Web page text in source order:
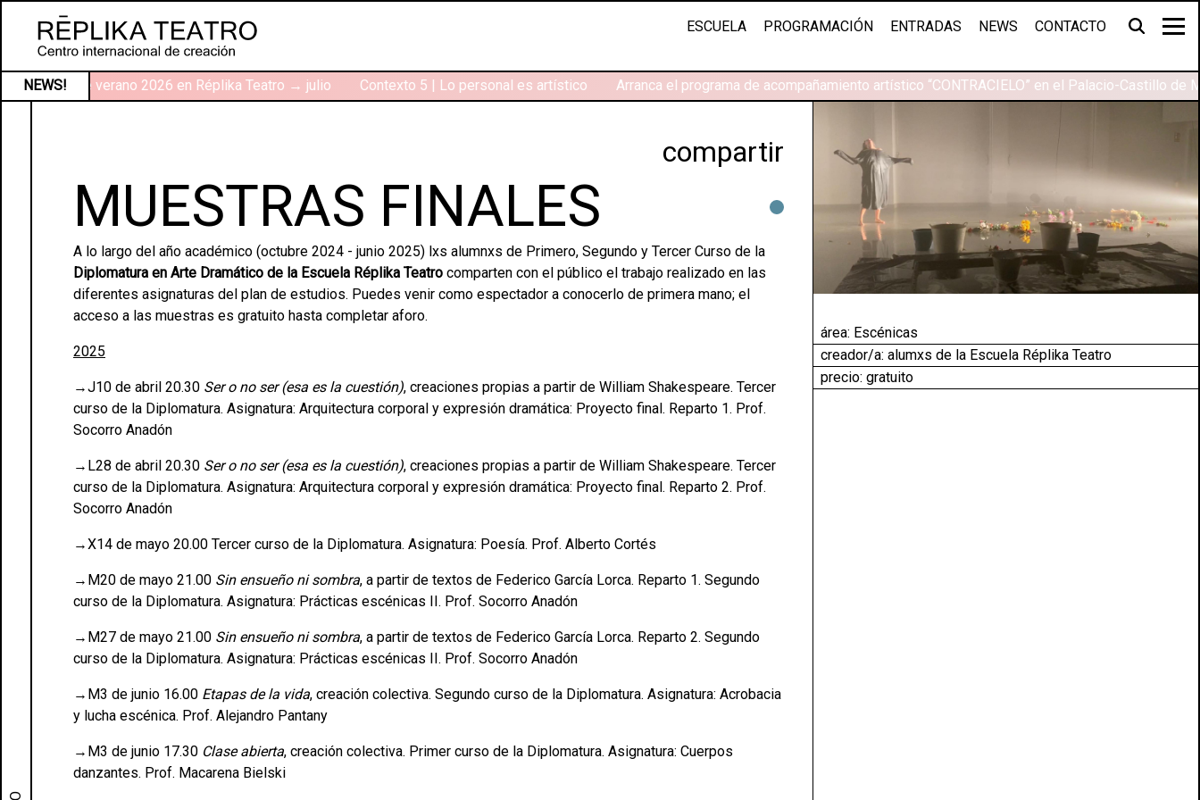
ESCUELA PROGRAMACIÓN ENTRADAS NEWS CONTACTO
NEWS!
Talleres de verano 2026 en Réplika Teatro → julio Contexto 5 | Lo personal es artístico Arranca el programa de acompañamiento artístico “CONTRACIELO” en el Palacio-Castillo de
compartir
MUESTRAS FINALES
A lo largo del año académico (octubre 2024 - junio 2025) lxs alumnxs de Primero, Segundo y Tercer Curso de la
Diplomatura en Arte Dramático de la Escuela Réplika Teatro comparten con el público el trabajo realizado en las
diferentes asignaturas del plan de estudios. Puedes venir como espectador a conocerlo de primera mano; el
acceso a las muestras es gratuito hasta completar aforo.
2025
→J10 de abril 20.30 Ser o no ser (esa es la cuestión), creaciones propias a partir de William Shakespeare. Tercer
curso de la Diplomatura. Asignatura: Arquitectura corporal y expresión dramática: Proyecto final. Reparto 1. Prof.
Socorro Anadón
→L28 de abril 20.30 Ser o no ser (esa es la cuestión), creaciones propias a partir de William Shakespeare. Tercer
curso de la Diplomatura. Asignatura: Arquitectura corporal y expresión dramática: Proyecto final. Reparto 2. Prof.
Socorro Anadón
→X14 de mayo 20.00 Tercer curso de la Diplomatura. Asignatura: Poesía. Prof. Alberto Cortés
→M20 de mayo 21.00 Sin ensueño ni sombra, a partir de textos de Federico García Lorca. Reparto 1. Segundo
curso de la Diplomatura. Asignatura: Prácticas escénicas II. Prof. Socorro Anadón
→M27 de mayo 21.00 Sin ensueño ni sombra, a partir de textos de Federico García Lorca. Reparto 2. Segundo
curso de la Diplomatura. Asignatura: Prácticas escénicas II. Prof. Socorro Anadón
→M3 de junio 16.00 Etapas de la vida, creación colectiva. Segundo curso de la Diplomatura. Asignatura: Acrobacia
y lucha escénica. Prof. Alejandro Pantany
→M3 de junio 17.30 Clase abierta, creación colectiva. Primer curso de la Diplomatura. Asignatura: Cuerpos
danzantes. Prof. Macarena Bielski
área: Escénicas
creador/a: alumxs de la Escuela Réplika Teatro
precio: gratuito